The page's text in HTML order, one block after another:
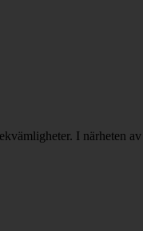
I närheten